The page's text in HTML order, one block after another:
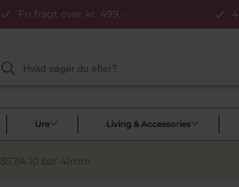
Fri fragt over kr. 499,-
Ure Living & Accessories
4 10 bar 41mm